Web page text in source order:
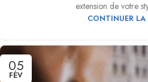
extension de votre
CONTINUER LA
05
FÉV